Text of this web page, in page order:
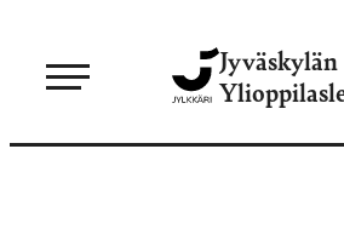
sisältöön
Jyväskylän